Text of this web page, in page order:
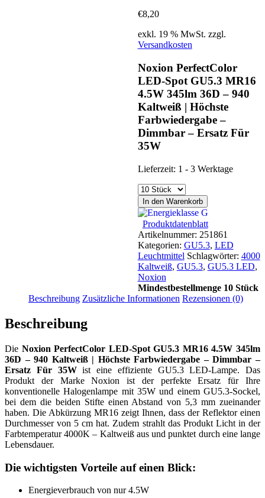
€8,20
exkl. 19 % MwSt. zzgl.
Versandkosten
Noxion PerfectColor
LED-Spot GU5.3 MR16
4.5W 345lm 36D – 940
Kaltweiß | Höchste
Farbwiedergabe –
Dimmbar – Ersatz Für
35W
Lieferzeit: 1 - 3 Werktage
In den Warenkorb
Produktdatenblatt
Artikelnummer: 251861
Kategorien: GU5.3, LED
Leuchtmittel Schlagwörter: 4000
Kaltweiß, GU5.3, GU5.3 LED,
Noxion
Mindestbestellmenge 10 Stück
Beschreibung Zusätzliche Informationen Rezensionen (0)
Beschreibung
Die Noxion PerfectColor LED-Spot GU5.3 MR16 4.5W 345lm
36D – 940 Kaltweiß | Höchste Farbwiedergabe – Dimmbar –
Ersatz Für 35Wist eine effiziente GU5.3 LED-Lampe. Das
Produkt der Marke Noxion ist der perfekte Ersatz für Ihre
konventionelle Halogenlampe mit 35W und einem GU5.3-Sockel,
bei dem die beiden Stifte einen Abstand von 5,3 mm zueinander
haben. Die Abkürzung MR16 zeigt Ihnen, dass der Reflektor einen
Durchmesser von 5 cm hat. Zudem strahlt das Produkt Licht in der
Farbtemperatur 4000K – Kaltweiß aus und punktet durch eine lange
Lebensdauer.
Die wichtigsten Vorteile auf einen Blick:
Energieverbrauch von nur 4.5W